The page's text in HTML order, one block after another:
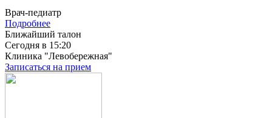
Врач-педиатр
Подробнее
Ближайший талон
Сегодня в 15:20
Клиника "Левобережная"
Записаться на прием